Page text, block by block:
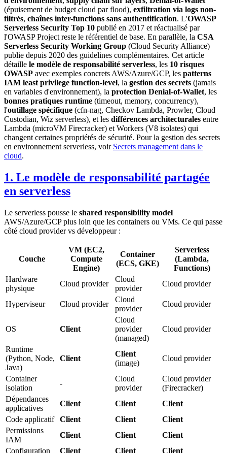
(épuisement de budget cloud par flood), exfiltration via logs non-
filtrés, chaînes inter-functions sans authentification. L'OWASP
Serverless Security Top 10 publié en 2017 et réactualisé par
l'OWASP Project reste le référentiel de base. En parallèle, la CSA
Serverless Security Working Group (Cloud Security Alliance)
publie depuis 2020 des guidelines complémentaires. Cet article
détaille le modèle de responsabilité serverless, les 10 risques
OWASP avec exemples concrets AWS/Azure/GCP, les patterns
IAM least privilege function-level, la gestion des secrets (jamais
en variables d'environnement), la protection Denial-of-Wallet, les
bonnes pratiques runtime (timeout, memory, concurrency),
l'outillage spécifique (cfn-nag, Checkov Lambda, Prowler, Cloud
Custodian, Wiz serverless), et les différences architecturales entre
Lambda (microVM Firecracker) et Workers (V8 isolates) qui
changent certaines propriétés de sécurité. Pour la gestion des secrets
en environnement serverless, voir Secrets management dans le
cloud.
1. Le modèle de responsabilité partagée
en serverless
Le serverless pousse le shared responsibility model
AWS/Azure/GCP plus loin que les containers ou VMs. Ce qui passe
côté cloud provider vs développeur :
Couche
VM (EC2,
Compute
Engine)
Container
(ECS, GKE)
Serverless
(Lambda,
Functions)
Hardware
physique
Cloud provider
Cloud
provider
Cloud provider
Hyperviseur Cloud provider
Cloud
provider
Cloud provider
OS Client
Cloud
provider
(managed)
Cloud provider
Runtime
(Python, Node,
Java)
Client
Client
(image)
Cloud provider
Container
isolation
-
Cloud
provider
Cloud provider
(Firecracker)
Dépendances
applicatives
Client Client
Client
Code applicatif
Client Client
Client
Permissions
IAM
Client Client
Client
Configuration
Client Client
Client